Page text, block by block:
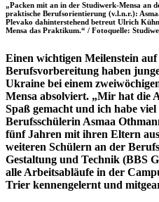
„Packen mit an in der Studiwerk-Mensa an
praktische Berufsorientierung (v.l.n.r.):
Plevako dahinterstehend betreut Ulrich
Mensa das Praktikum.“ / Fotoquelle:
Einen wichtigen Meilenstein
Berufsvorbereitung haben
Ukraine bei einem
Mensa absolviert. „Mir hat die
Spaß gemacht und ich habe
Berufsschülerin Asmaa
fünf Jahren mit ihren Eltern
weiteren Schülern an der
Gestaltung und Technik (BBS
alle Arbeitsabläufe in der
Trier kennengelernt und